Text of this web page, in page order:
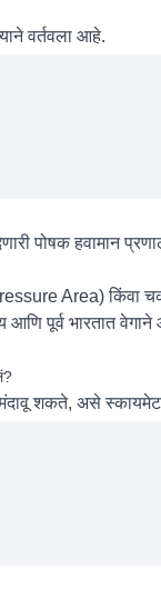
वर्तवला आहे.
पोषक हवामान
Area) किंवा
आणि पूर्व भारतात
मंदावू शकते, असे